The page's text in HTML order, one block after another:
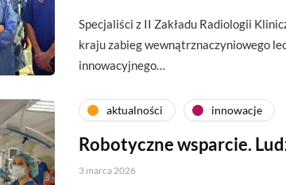
Specjaliści z II Zakładu Radiologii
kraju zabieg wewnątrznaczyniowego
innowacyjnego…
aktualności innowacje
Robotyczne wsparcie.
3 marca 2026